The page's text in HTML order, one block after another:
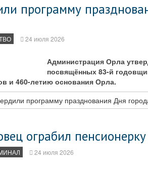
программу
24 июля 2026
Администрация Орла
посвящённых 83-й
и 460-летию основания Орла.
программу празднования Дня
ограбил
24 июля 2026